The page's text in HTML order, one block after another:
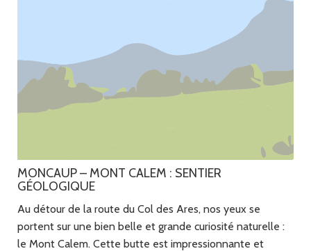
MONCAUP – MONT CALEM : SENTIER
GÉOLOGIQUE
Au détour de la route du Col des Ares, nos yeux se
portent sur une bien belle et grande curiosité naturelle :
le Mont Calem. Cette butte est impressionnante et